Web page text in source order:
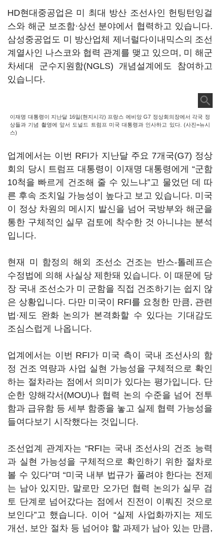
HD현대중공업은 미 최대 방산 조선사인 헌팅턴잉걸
스와 해군 보조함·상선 분야에서 협력하고 있습니다.
삼성중공업도 미 방산업체 제너럴다이내믹스의 조선
계열사인 나스코와 협력 관계를 맺고 있으며, 미 해군
차세대 군수지원함(NGLS) 개념설계에도 참여하고
있습니다.
이재명 대통령이 지난달 16일(현지시각) 프랑스 에비앙 G7 정상회의장에서 각국 정
상들과 기념 촬영에 앞서 도널드 트럼프 미국 대통령과 인사하고 있다. (사진=뉴시
스)
업계에서는 이번 RFI가 지난달 주요 7개국(G7) 정상
회의 당시 트럼프 대통령이 이재명 대통령에게 “군함
10척을 빠르게 건조해 줄 수 있느냐”고 물었던 데 따
른 후속 조치일 가능성이 높다고 보고 있습니다. 미국
이 정상 차원의 메시지 발신을 넘어 국방부와 해군을
통한 구체적인 실무 검토에 착수한 것 아니냐는 분석
입니다.
현재 미 함정의 해외 조선소 건조는 반스-톨레프슨
수정법에 의해 사실상 제한돼 있습니다. 이 때문에 당
장 국내 조선소가 미 군함을 직접 건조하기는 쉽지 않
은 상황입니다. 다만 미국이 RFI를 요청한 만큼, 관련
법·제도 완화 논의가 본격화할 수 있다는 기대감도
조심스럽게 나옵니다.
업계에서는 이번 RFI가 미국 측이 국내 조선사의 함
정 건조 역량과 사업 실현 가능성을 구체적으로 확인
하는 절차라는 점에서 의미가 있다는 평가입니다. 단
순한 양해각서(MOU)나 협력 논의 수준을 넘어 전투
함과 급유함 등 세부 함종을 놓고 실제 협력 가능성을
들여다보기 시작했다는 것입니다.
조선업계 관계자는 “RFI는 국내 조선사의 건조 능력
과 실현 가능성을 구체적으로 확인하기 위한 절차로
볼 수 있다”며 “미국 내부 법규가 풀려야 한다는 전제
는 남아 있지만, 말로만 오가던 협력 논의가 실무 검
토 단계로 넘어갔다는 점에서 진전이 이뤄진 것으로
보인다”고 했습니다. 이어 “실제 사업화까지는 제도
개선, 보안 절차 등 넘어야 할 과제가 남아 있는 만큼,